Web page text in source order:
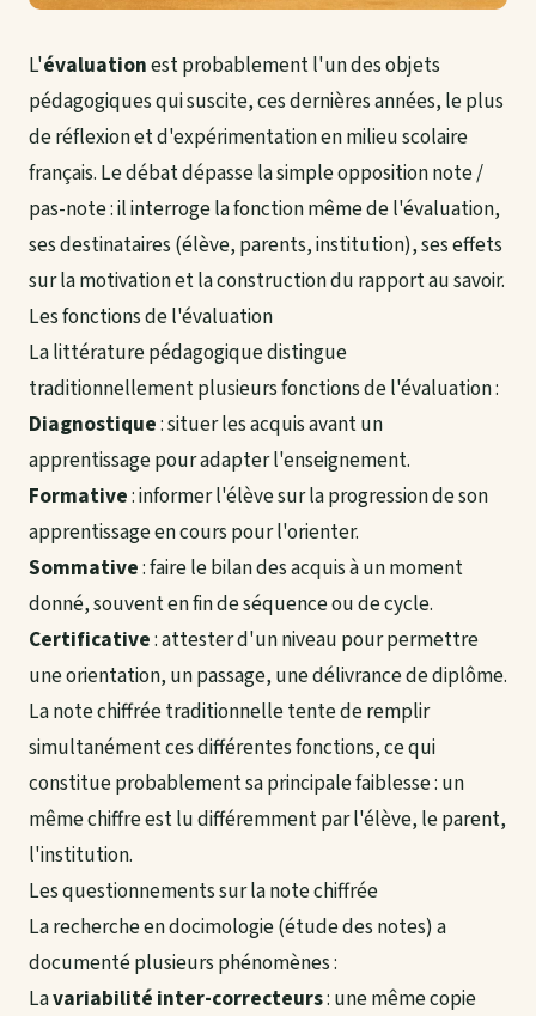
L'évaluationest probablement l'un des objets
pédagogiques qui suscite, ces dernières années, le plus
de réflexion et d'expérimentation en milieu scolaire
français. Le débat dépasse la simple opposition note /
pas-note : il interroge la fonction même de l'évaluation,
ses destinataires (élève, parents, institution), ses effets
sur la motivation et la construction du rapport au savoir.
Les fonctions de l'évaluation
La littérature pédagogique distingue
traditionnellement plusieurs fonctions de l'évaluation :
Diagnostique: situer les acquis avant un
apprentissage pour adapter l'enseignement.
Formative: informer l'élève sur la progression de son
apprentissage en cours pour l'orienter.
Sommative: faire le bilan des acquis à un moment
donné, souvent en fin de séquence ou de cycle.
Certificative: attester d'un niveau pour permettre
une orientation, un passage, une délivrance de diplôme.
La note chiffrée traditionnelle tente de remplir
simultanément ces différentes fonctions, ce qui
constitue probablement sa principale faiblesse : un
même chiffre est lu différemment par l'élève, le parent,
l'institution.
Les questionnements sur la note chiffrée
La recherche en docimologie (étude des notes) a
documenté plusieurs phénomènes :
Lavariabilité inter-correcteurs: une même copie